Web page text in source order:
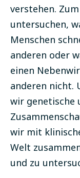
verstehen.
untersuchen,
Menschen
anderen oder
einen
anderen nicht.
wir genetische
wir mit
Welt
und zu